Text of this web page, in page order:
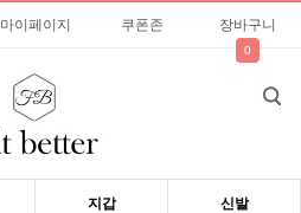
마이페이지 쿠폰존 장바구니
0
지갑 신발